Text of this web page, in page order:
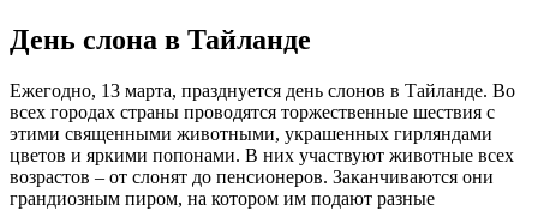
День слона в Тайланде
Ежегодно, 13 марта, празднуется день слонов в Тайланде. Во
всех городах страны проводятся торжественные шествия с
этими священными животными, украшенных гирляндами
цветов и яркими попонами. В них участвуют животные всех
возрастов – от слонят до пенсионеров. Заканчиваются они
грандиозным пиром, на котором им подают разные